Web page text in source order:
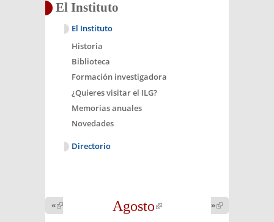
El Instituto
El Instituto
Historia
Biblioteca
Formación investigadora
¿Quieres visitar el ILG?
Memorias anuales
Novedades
Directorio
Agosto
(link is
«
external)
»
external)